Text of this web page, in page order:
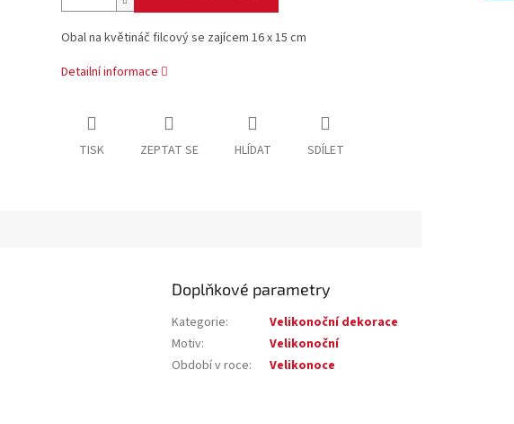
Obal na květináč filcový se zajícem 16 x 15 cm
Detailní informace
TISK ZEPTAT SE HLÍDAT SDÍLET
Doplňkové parametry
Kategorie:
Velikonoční dekorace
Motiv:
Velikonoční
Období v roce: Velikonoce